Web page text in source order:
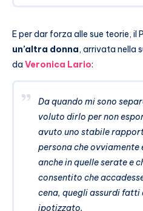
E per dar forza alle sue teorie, il
un’altra donna, arrivata nella
da Veronica Lario:
Da quando mi sono
voluto dirlo per non
avuto uno stabile
persona che ovviamente
anche in quelle serate e
consentito che
cena, quegli assurdi fatti
ipotizzato.